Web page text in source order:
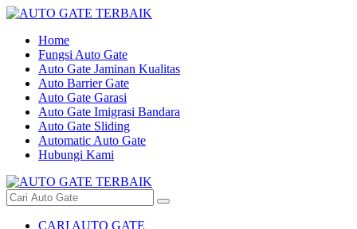
Home
Fungsi Auto Gate
Auto Gate Jaminan Kualitas
Auto Barrier Gate
Auto Gate Garasi
Auto Gate Imigrasi Bandara
Auto Gate Sliding
Automatic Auto Gate
Hubungi Kami
CARI AUTO GATE